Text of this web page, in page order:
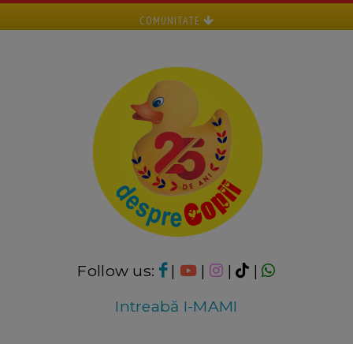
COMUNITATE
Follow us: | | |
|
Intreabă I-MAMI